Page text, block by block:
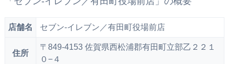
店舗名 セブン‐イレブン／有田町役場前店
住所
〒849-4153 佐賀県西松浦郡有田町立部乙２２１
０−４